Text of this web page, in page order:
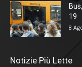
19
8
Notizie Più Lette